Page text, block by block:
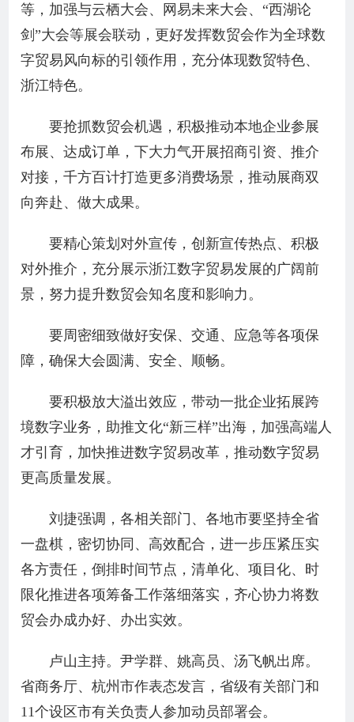
等，加强与云栖大会、网易未来大会、“西湖论
剑”大会等展会联动，更好发挥数贸会作为全球数
字贸易风向标的引领作用，充分体现数贸特色、
浙江特色。
要抢抓数贸会机遇，积极推动本地企业参展
布展、达成订单，下大力气开展招商引资、推介
对接，千方百计打造更多消费场景，推动展商双
向奔赴、做大成果。
要精心策划对外宣传，创新宣传热点、积极
对外推介，充分展示浙江数字贸易发展的广阔前
景，努力提升数贸会知名度和影响力。
要周密细致做好安保、交通、应急等各项保
障，确保大会圆满、安全、顺畅。
要积极放大溢出效应，带动一批企业拓展跨
境数字业务，助推文化“新三样”出海，加强高端人
才引育，加快推进数字贸易改革，推动数字贸易
更高质量发展。
刘捷强调，各相关部门、各地市要坚持全省
一盘棋，密切协同、高效配合，进一步压紧压实
各方责任，倒排时间节点，清单化、项目化、时
限化推进各项筹备工作落细落实，齐心协力将数
贸会办成办好、办出实效。
卢山主持。尹学群、姚高员、汤飞帆出席。
省商务厅、杭州市作表态发言，省级有关部门和
11个设区市有关负责人参加动员部署会。